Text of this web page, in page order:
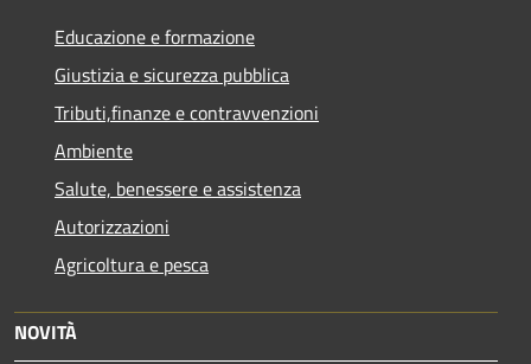
Educazione e formazione
Giustizia e sicurezza pubblica
Tributi,finanze e contravvenzioni
Ambiente
Salute, benessere e assistenza
Autorizzazioni
Agricoltura e pesca
NOVITÀ